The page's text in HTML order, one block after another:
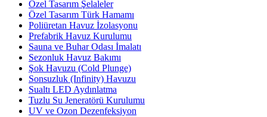
Özel Tasarım Şelaleler
Özel Tasarım Türk Hamamı
Poliüretan Havuz İzolasyonu
Prefabrik Havuz Kurulumu
Sauna ve Buhar Odası İmalatı
Sezonluk Havuz Bakımı
Şok Havuzu (Cold Plunge)
Sonsuzluk (Infinity) Havuzu
Sualtı LED Aydınlatma
Tuzlu Su Jeneratörü Kurulumu
UV ve Ozon Dezenfeksiyon